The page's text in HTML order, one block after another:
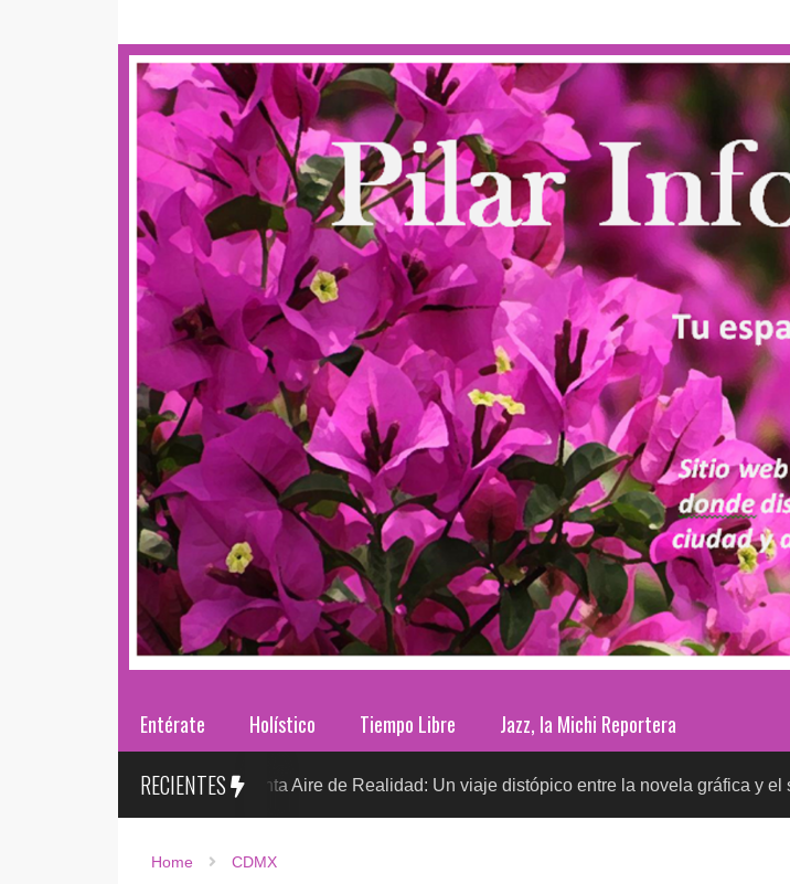
Entérate Holístico Tiempo Libre Jazz, la Michi Reportera
RECIENTES
presenta Aire de Realidad: Un viaje distópico entre la novela gráfica y el sonido conceptual
Home CDMX